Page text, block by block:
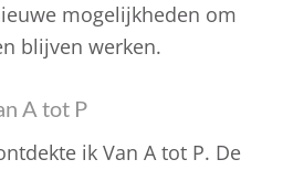
mogelijkheden om
blijven werken.
A tot P
ik Van A tot P. De